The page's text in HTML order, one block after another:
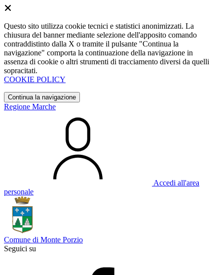
Questo sito utilizza cookie tecnici e statistici anonimizzati. La
chiusura del banner mediante selezione dell'apposito comando
contraddistinto dalla X o tramite il pulsante "Continua la
navigazione" comporta la continuazione della navigazione in
assenza di cookie o altri strumenti di tracciamento diversi da quelli
sopracitati.
COOKIE POLICY
Continua la navigazione
Regione Marche
Accedi all'area
personale
Comune di Monte Porzio
Seguici su